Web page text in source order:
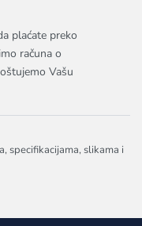
plaćate preko
računa o
Vašu
specifikacijama, slikama i